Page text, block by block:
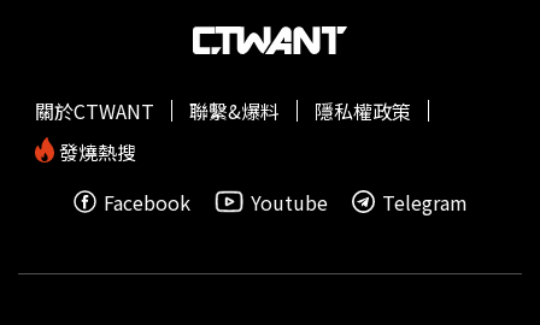
因為並未先通知當地相關部門，加上人員、車輛問題，導致
假墓沒來得及清理，才鬧出這場嚇人的烏龍。
關於CTWANT 聯繫&爆料
隱私權政策
發燒熱搜
Facebook
Youtube Telegram